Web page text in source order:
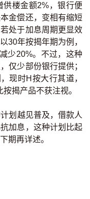
楼金额2%，银行便
金偿还，变相有缩短
处于加息周期更显效
30年按揭年期为例，
少20%。不过，这种
仅少部份银行提供；
现时H按大行其道，
揭产品不获注视。
划越见普及，借款人
加息，这种计划比起
期再详述。